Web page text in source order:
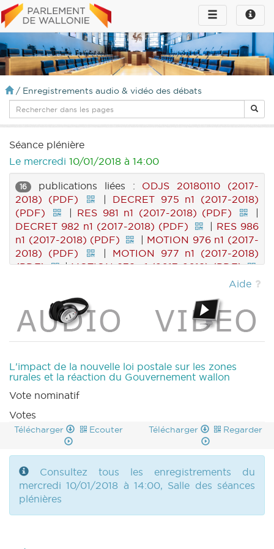
Toggle
infos
Toggle
navigation
/ Enregistrements audio & vidéo des débats
Séance plénière
Le mercredi 10/01/2018 à 14:00
16 publications liées : ODJS 20180110 (2017-
2018) (PDF)
| DECRET 975 n1 (2017-2018)
(PDF)
| RES 981 n1 (2017-2018) (PDF)
|
DECRET 982 n1 (2017-2018) (PDF)
| RES 986
n1 (2017-2018) (PDF)
| MOTION 976 n1 (2017-
2018) (PDF)
| MOTION 977 n1 (2017-2018)
(PDF)
|MOTION 978 n1 (2017-2018) (PDF)
|
980 n1 (2017-2018) (PDF)
| MOTION 980 n2
(2017-2018) (PDF)
CRA 8 (2017-2018) (PDF)
| COMMU 1100118 (2017-2018) (PDF) |QA
(PDF)
Aide
L'impact de la nouvelle loi postale sur les zones
rurales et la réaction du Gouvernement wallon
Vote nominatif
Votes
Télécharger Ecouter Télécharger Regarder
Consultez tous les enregistrements du
mercredi 10/01/2018 à 14:00, Salle des séances
plénières